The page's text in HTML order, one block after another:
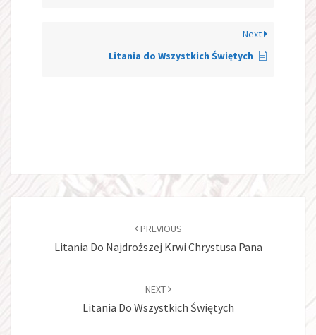
Next
Litania do Wszystkich Świętych
PREVIOUS
Litania Do Najdroższej Krwi Chrystusa Pana
NEXT
Litania Do Wszystkich Świętych